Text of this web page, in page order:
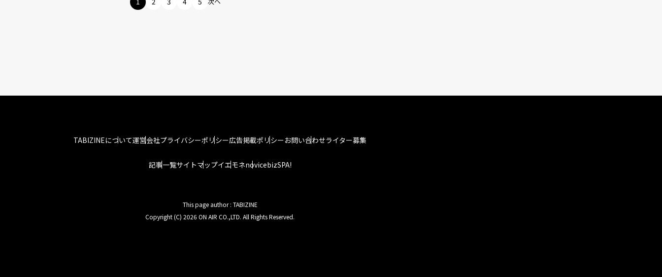
TABIZINEについて運営会社プライバシーポリシー広告掲載ポリシーお問い合わせライター募集
記事一覧サイトマップイエモネnovicebizSPA!
This page author : TABIZINE
Copyright (C) 2026 ON AIR CO.,LTD. All Rights Reserved.